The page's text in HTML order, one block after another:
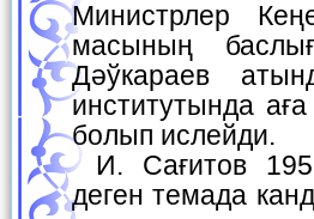
Министрлер
масының
Дәўкараев
институтында
болып ислейди.
И. Сағитов 1957-жылы "Бердақтың творчествосы"
деген темада